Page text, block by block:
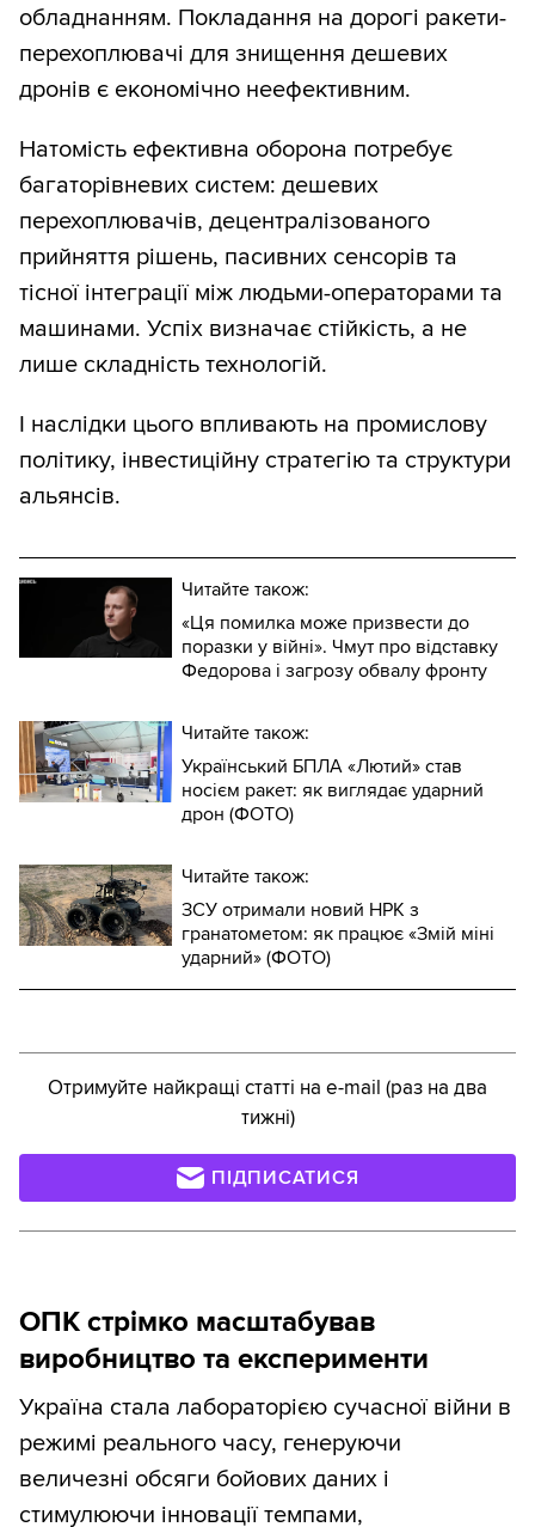
обладнанням. Покладання на дорогі ракети-
перехоплювачі для знищення дешевих
дронів є економічно неефективним.
Натомість ефективна оборона потребує
багаторівневих систем: дешевих
перехоплювачів, децентралізованого
прийняття рішень, пасивних сенсорів та
тісної інтеграції між людьми-операторами та
машинами. Успіх визначає стійкість, а не
лише складність технологій.
І наслідки цього впливають на промислову
політику, інвестиційну стратегію та структури
альянсів.
Читайте також:
«Ця помилка може призвести до
поразки у війні». Чмут про відставку
Федорова і загрозу обвалу фронту
Читайте також:
Український БПЛА «Лютий» став
носієм ракет: як виглядає ударний
дрон (ФОТО)
Читайте також:
ЗСУ отримали новий НРК з
гранатометом: як працює «Змій міні
ударний» (ФОТО)
Отримуйте найкращі статті на e-mail (раз на два
тижні)
ПІДПИСАТИСЯ
ОПК стрімко масштабував
виробництво та експерименти
Україна стала лабораторією сучасної війни в
режимі реального часу, генеруючи
величезні обсяги бойових даних і
стимулюючи інновації темпами,